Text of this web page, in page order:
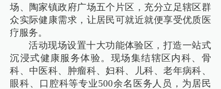
场、陶家镇政府广场五个片区，充分立足辖区群
众实际健康需求，让居民可就近就便享受优质医
疗服务。
活动现场设置十大功能体验区，打造一站式
沉浸式健康服务体验。现场集结辖区内科、骨
科、中医科、肿瘤科、妇科、儿科、老年病科、
眼科、口腔科等专业500余名医务人员，为居民